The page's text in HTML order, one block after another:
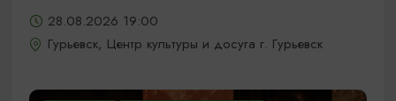
28.08.2026 19:00
Гурьевск, Центр культуры и досуга г. Гурьевск